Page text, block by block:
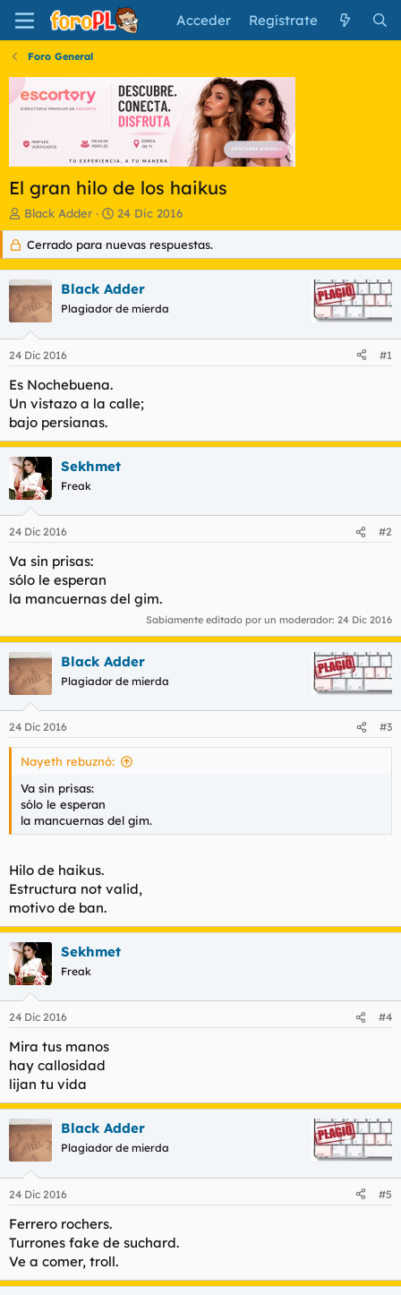
Acceder Regístrate
Foro General
El gran hilo de los haikus
I
n
c
i
a
d
o
r
d
t
e
m
a
Black Adder
F
e
c
h
d
e
n
o
24 Dic 2016
Cerrado para nuevas respuestas.
Black Adder
Plagiador de mierda
24 Dic 2016 #1
Es Nochebuena.
Un vistazo a la calle;
bajo persianas.
Sekhmet
Freak
24 Dic 2016 #2
Va sin prisas:
sólo le esperan
la mancuernas del gim.
Sabiamente editado por un moderador: 24 Dic 2016
Black Adder
Plagiador de mierda
24 Dic 2016 #3
Nayeth rebuznó:
Va sin prisas:
sólo le esperan
la mancuernas del gim.
Hilo de haikus.
Estructura not valid,
motivo de ban.
Sekhmet
Freak
24 Dic 2016 #4
Mira tus manos
hay callosidad
lijan tu vida
Black Adder
Plagiador de mierda
24 Dic 2016 #5
Ferrero rochers.
Turrones fake de suchard.
Ve a comer, troll.